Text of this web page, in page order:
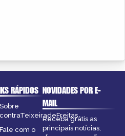
RÁPIDOS
Sobre
Fale com o
NOVIDADES POR E-
MAIL
Receba grátis as
principais notícias,